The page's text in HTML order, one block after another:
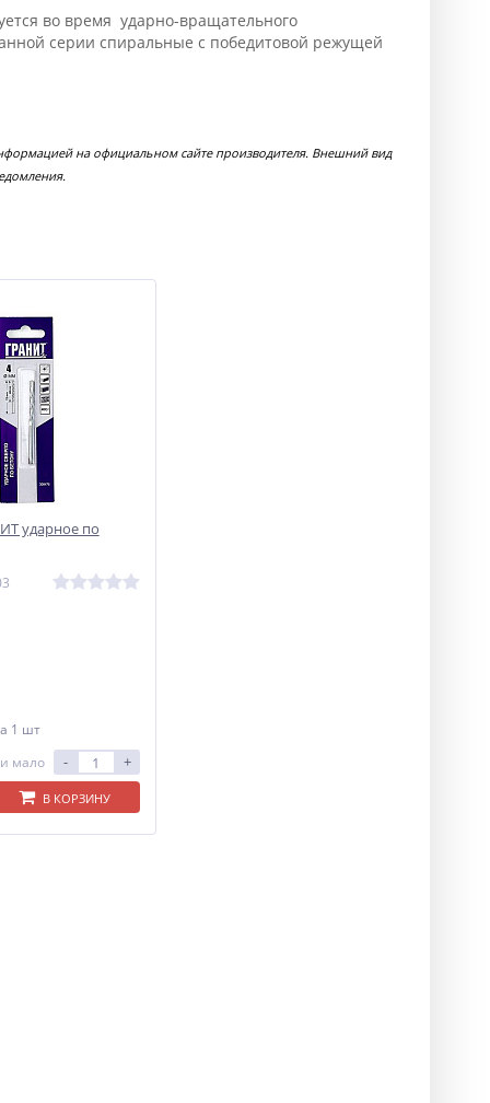
во время ударно-вращательного
серии спиральные с победитовой режущей
на официальном сайте производителя. Внешний вид
ударное по
1 шт
мало
- +
В КОРЗИНУ